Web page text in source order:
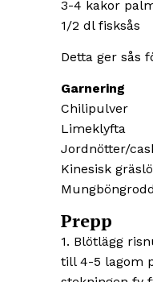
3-4 kakor
1/2 dl fisksås
Detta ger sås
Garnering
Chilipulver
Limeklyfta
Jordnötter/
Kinesisk
Prepp
1. Blötlägg
till 4-5 lagom